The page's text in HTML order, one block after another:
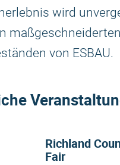
wird
maßgeschneiderten
von ESBAU.
Richland
Fair